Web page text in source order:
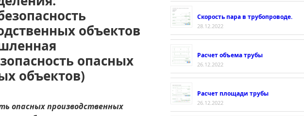
объектов
опасных
объектов)
опасных производственных
Скорость пара в трубопроводе.
28.12.2022
Расчет объема трубы
26.12.2022
Расчет площади трубы
26.12.2022